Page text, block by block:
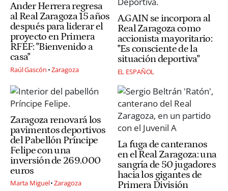
Ander Herrera regresa
al Real Zaragoza 15 años
después para liderar el
proyecto en Primera
RFEF: "Bienvenido a
casa"
Raúl Gascón Zaragoza
A.GAIN se incorpora al
Real Zaragoza como
accionista mayoritario:
"Es consciente de la
situación deportiva"
EL ESPAÑOL
Zaragoza renovará los
pavimentos deportivos
del Pabellón Príncipe
Felipe con una
inversión de 269.000
euros
Marta Miguel Zaragoza
La fuga de canteranos
en el Real Zaragoza: una
sangría de 50 jugadores
hacia los gigantes de
Primera División